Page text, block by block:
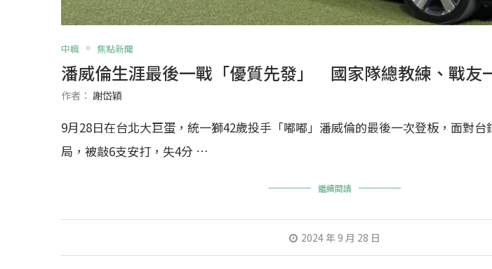
中職 焦點新聞
潘威倫生涯最後一戰「優質先發」 國家隊總教練、戰友
作者： 謝岱穎
9月28日在台北大巨蛋，統一獅42歲投手「嘟嘟」潘威倫的最後一次登板，面對台
局，被敲6支安打，失4分 …
繼續閱讀
2024 年 9 月 28 日